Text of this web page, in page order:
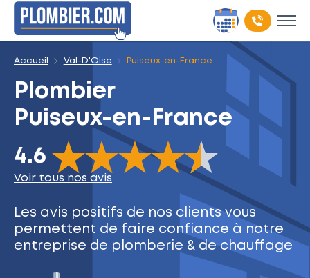
Accueil Val-D'Oise Puiseux-en-France
Plombier
Puiseux-en-France
4.6
The rating of this product is 4.6out of 5
Voir tous nos avis
Les avis positifs de nos clientsvous
permettent de faire confiance à notre
entreprise de plomberie & de chauffage